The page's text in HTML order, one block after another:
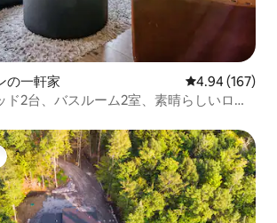
の一軒家 レビュー167
4.94 (167)
ド2台、バスルーム2室、素晴らしいロケ